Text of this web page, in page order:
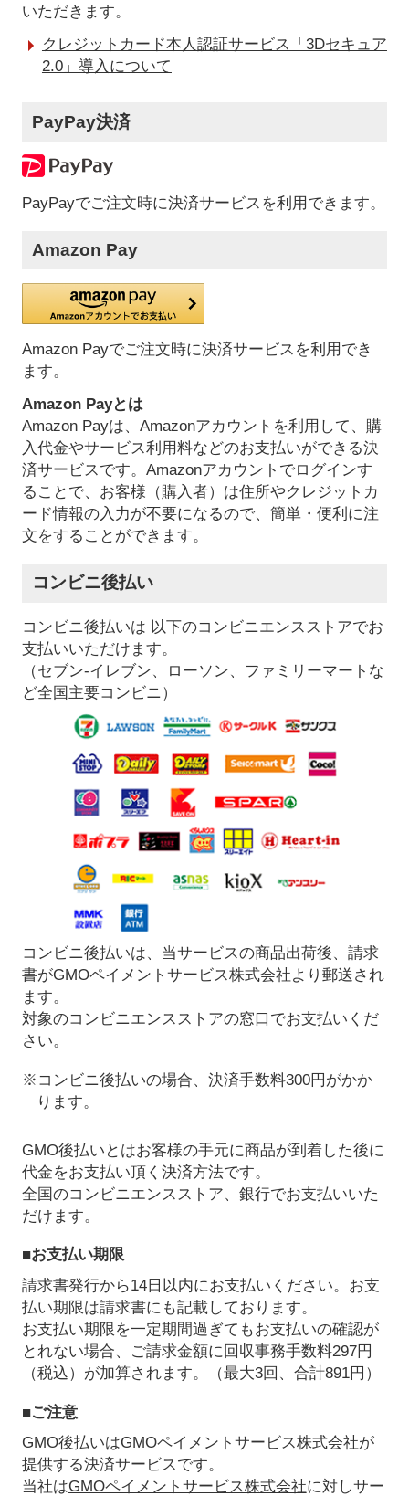
いただきます。
クレジットカード本人認証サービス「3Dセキュア
2.0」導入について
PayPay決済
PayPayでご注文時に決済サービスを利用できます。
Amazon Pay
Amazon Payでご注文時に決済サービスを利用でき
ます。
Amazon Payとは
Amazon Payは、Amazonアカウントを利用して、購
入代金やサービス利用料などのお支払いができる決
済サービスです。Amazonアカウントでログインす
ることで、お客様（購入者）は住所やクレジットカ
ード情報の入力が不要になるので、簡単・便利に注
文をすることができます。
コンビニ後払い
コンビニ後払いは 以下のコンビニエンスストアでお
支払いいただけます。
（セブン-イレブン、ローソン、ファミリーマートな
ど全国主要コンビニ）
コンビニ後払いは、当サービスの商品出荷後、請求
書がGMOペイメントサービス株式会社より郵送され
ます。
対象のコンビニエンスストアの窓口でお支払いくだ
さい。
※コンビニ後払いの場合、決済手数料300円がかか
ります。
GMO後払いとはお客様の手元に商品が到着した後に
代金をお支払い頂く決済方法です。
全国のコンビニエンスストア、銀行でお支払いいた
だけます。
■お支払い期限
請求書発行から14日以内にお支払いください。お支
払い期限は請求書にも記載しております。
お支払い期限を一定期間過ぎてもお支払いの確認が
とれない場合、ご請求金額に回収事務手数料297円
（税込）が加算されます。（最大3回、合計891円）
■ご注意
GMO後払いはGMOペイメントサービス株式会社が
提供する決済サービスです。
当社はGMOペイメントサービス株式会社に対しサー